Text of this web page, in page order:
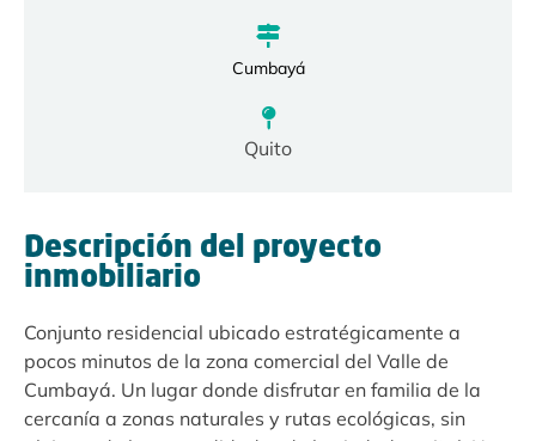
Cumbayá
Quito
Descripción del proyecto
inmobiliario
Conjunto residencial ubicado estratégicamente a
pocos minutos de la zona comercial del Valle de
Cumbayá. Un lugar donde disfrutar en familia de la
cercanía a zonas naturales y rutas ecológicas, sin